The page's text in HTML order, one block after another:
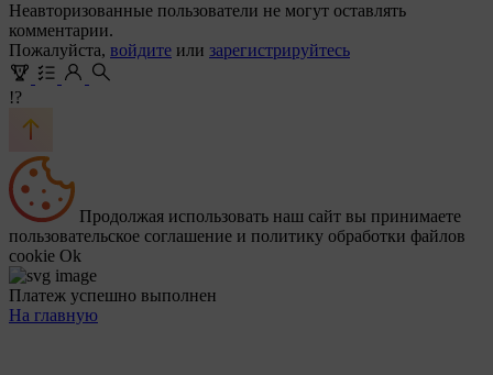
Неавторизованные пользователи не могут оставлять
комментарии.
Пожалуйста, войдите или зарегистрируйтесь
!?
Продолжая использовать наш сайт вы принимаете
пользовательское соглашение и политику обработки файлов
cookie Ok
Платеж успешно выполнен
На главную